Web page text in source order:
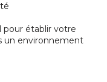
pour établir votre
un environnement